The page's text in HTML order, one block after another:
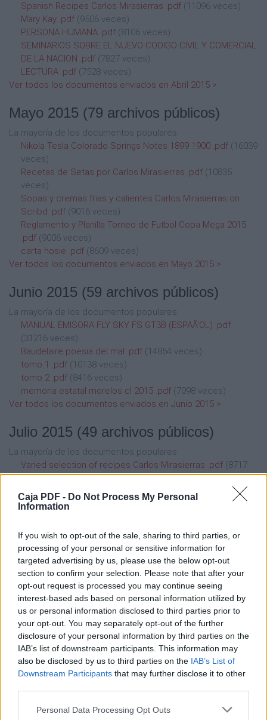
Caja PDF - Do Not Process My Personal
Information
If you wish to opt-out of the sale, sharing to third parties, or
processing of your personal or sensitive information for
targeted advertising by us, please use the below opt-out
section to confirm your selection. Please note that after your
opt-out request is processed you may continue seeing
interest-based ads based on personal information utilized by
us or personal information disclosed to third parties prior to
your opt-out. You may separately opt-out of the further
disclosure of your personal information by third parties on the
IAB’s list of downstream participants. This information may
also be disclosed by us to third parties on the IAB’s List of
Downstream Participants that may further disclose it to other
Personal Data Processing Opt Outs
Spanish Recipes Carlos Mirasierras .pdf (11096 veces)
Mary Kay .pdf (9506 veces)
PERSONA HUMANA .pdf (8106 veces)
SEMINARIOS SOBRE EL NUEVO CODIGO CIVIL Y COMERCIAL
DE LA NACION .pdf (7827 veces)
LECTURA .pdf (7528 veces)
Ver todos los documentos enviados en Abril 2015 >
Mayo 2015 (79 archivos públicos)
La mayoría de los documentos populares:
Nikola Tesla Colorado Springs Notes 1899 1900 .pdf (16039
veces)
Recetas de Setas por Carlos Mirasierras .pdf (10835
veces)
Sopas y cremas frias y calientes Carlos Mirasierras on
Scribd .pdf (9016 veces)
Reglamento y Planilla Torneo de Futbol Copa Mega 2015
.pdf (9006 veces)
carta hosie .pdf (8609 veces)
Ver todos los documentos enviados en Mayo 2015 >
Junio 2015 (59 archivos públicos)
La mayoría de los documentos populares:
MANUAL EMISORA FLY SKY FS GT3B (ESPAÃ‘OL) .pdf
(31216 veces)
Baudelaire poesia del mal .pdf (14854 veces)
tomo 1 .pdf (10138 veces)
tomo 2 .pdf (8416 veces)
memoria estatal morelos cl 2015 .pdf (7098 veces)
Ver todos los documentos enviados en Junio 2015 >
Julio 2015 (49 archivos públicos)
La mayoría de los documentos populares:
Varied selection of recipes Carlos Mirasierras .pdf (8717
veces)
REVISTA VILLARGORDO 2015 (1) .pdf
(8250 veces)
catalogo .pdf
catalogo .pdf
(5705 veces)
Ver todos los documentos enviados en Julio 2015 >
Agosto 2015(69 archivos públicos)
La mayoría de los documentos populares:
Curso bÃ¡sico de Quiromasaje terapÃ©utico (2015). .pdf
(21855 veces)
universidad tecnologica de pereira promodel .pdf
(10854
veces)
llibre blanc sintesi .pdf(8856 veces)
Somos Polvo de las Estrellas .pdf(6994 veces)
Ver todos los documentos enviados en Agosto 2015 >